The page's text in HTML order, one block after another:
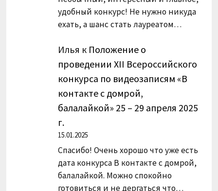
удобный конкурс! Не нужно никуда
ехать, а шанс стать лауреатом…
Илья к Положение о
проведении XII Всероссийского
конкурса по видеозаписям «В
контакте с домрой,
балалайкой» 25 – 29 апреля 2025
г.
15.01.2025
Спасибо! Очень хорошо что уже есть
дата конкурса В контакте с домрой,
балалайкой. Можно спокойно
готовиться и не дергаться что…